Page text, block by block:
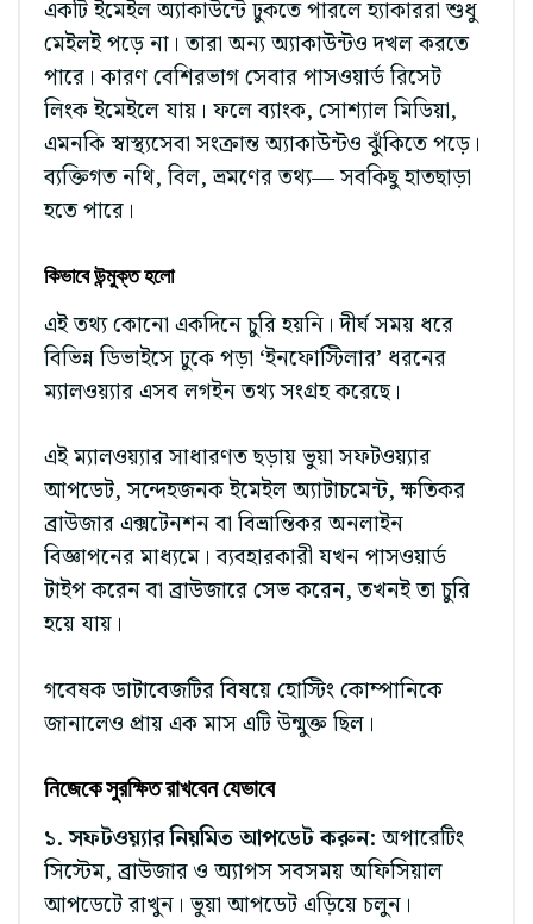
একটি ইমেইল অ্যাকাউন্টে ঢুকতে পারলে হ্যাকাররা শুধু
মেইলই পড়ে না। তারা অন্য অ্যাকাউন্টও দখল করতে
পারে। কারণ বেশিরভাগ সেবার পাসওয়ার্ড রিসেট
লিংক ইমেইলে যায়। ফলে ব্যাংক, সোশ্যাল মিডিয়া,
এমনকি স্বাস্থ্যসেবা সংক্রান্ত অ্যাকাউন্টও ঝুঁকিতে পড়ে।
ব্যক্তিগত নথি, বিল, ভ্রমণের তথ্য— সবকিছু হাতছাড়া
হতে পারে।
কিভাবে উন্মুক্ত হলো
এই তথ্য কোনো একদিনে চুরি হয়নি। দীর্ঘ সময় ধরে
বিভিন্ন ডিভাইসে ঢুকে পড়া ‘ইনফোস্টিলার’ ধরনের
ম্যালওয়্যার এসব লগইন তথ্য সংগ্রহ করেছে।
এই ম্যালওয়্যার সাধারণত ছড়ায় ভুয়া সফটওয়্যার
আপডেট, সন্দেহজনক ইমেইল অ্যাটাচমেন্ট, ক্ষতিকর
ব্রাউজার এক্সটেনশন বা বিভ্রান্তিকর অনলাইন
বিজ্ঞাপনের মাধ্যমে। ব্যবহারকারী যখন পাসওয়ার্ড
টাইপ করেন বা ব্রাউজারে সেভ করেন, তখনই তা চুরি
হয়ে যায়।
গবেষক ডাটাবেজটির বিষয়ে হোস্টিং কোম্পানিকে
জানালেও প্রায় এক মাস এটি উন্মুক্ত ছিল।
নিজেকে সুরক্ষিত রাখবেন যেভাবে
১. সফটওয়্যার নিয়মিত আপডেট করুন: অপারেটিং
সিস্টেম, ব্রাউজার ও অ্যাপস সবসময় অফিসিয়াল
আপডেটে রাখুন। ভুয়া আপডেট এড়িয়ে চলুন।